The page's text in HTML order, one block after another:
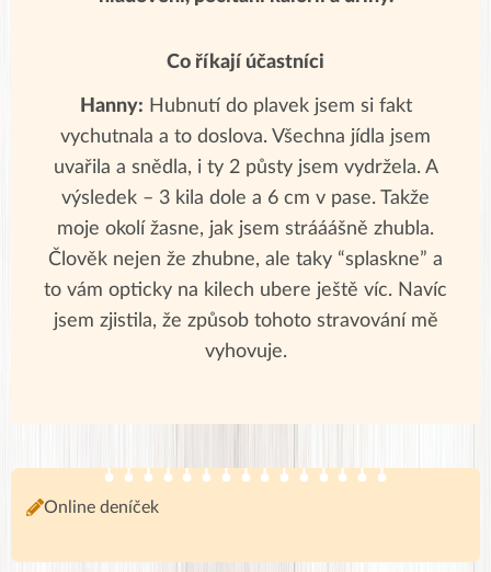
Co říkají účastníci
Hanny: Hubnutí do plavek jsem si fakt
vychutnala a to doslova. Všechna jídla jsem
uvařila a snědla, i ty 2 půsty jsem vydržela. A
výsledek – 3 kila dole a 6 cm v pase. Takže
moje okolí žasne, jak jsem strááášně zhubla.
Člověk nejen že zhubne, ale taky “splaskne” a
to vám opticky na kilech ubere ještě víc. Navíc
jsem zjistila, že způsob tohoto stravování mě
vyhovuje.
Online deníček